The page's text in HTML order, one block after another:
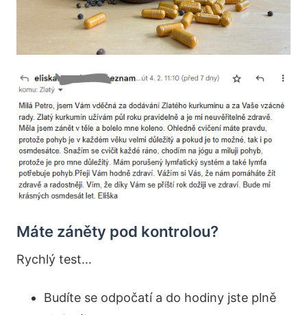
Máte záněty pod kontrolou?
Rychlý test…
Budíte se odpočatí a do hodiny jste plně